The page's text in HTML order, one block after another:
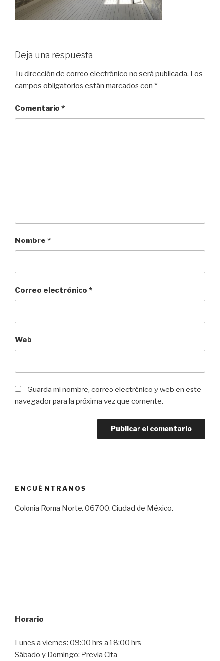
Deja una respuesta
Tu dirección de correo electrónico no será publicada. Los
campos obligatorios están marcados con *
Comentario *
Nombre *
Correo electrónico *
Web
Guarda mi nombre, correo electrónico y web en este
navegador para la próxima vez que comente.
ENCUÉNTRANOS
Colonia Roma Norte, 06700, Ciudad de México.
Horario
Lunes a viernes: 09:00 hrs a 18:00 hrs
Sábado y Domingo: Previa Cita